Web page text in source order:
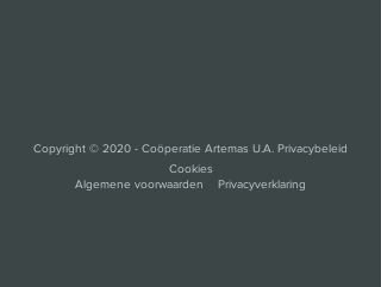
Copyright © 2020 - Coöperatie Artemas U.A. Privacybeleid
Cookies
Algemene voorwaarden Privacyverklaring